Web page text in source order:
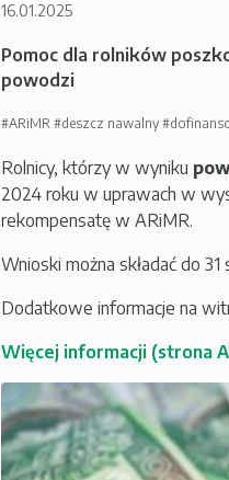
16.01.2025
Pomoc dla rolników
powodzi
#ARiMR #deszcz nawalny
Rolnicy, którzy w wyniku
2024 roku w uprawach w
rekompensatę w ARiMR.
Wnioski można składać do
Dodatkowe informacje na
Więcej informacji (strona